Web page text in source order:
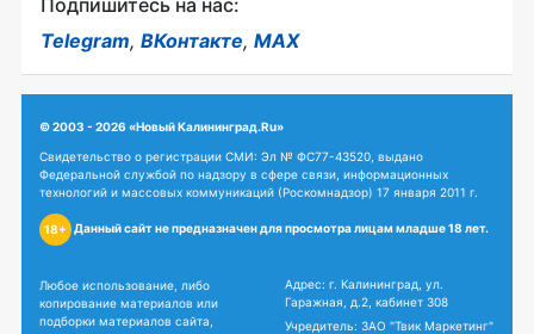
Telegram, ВКонтакте, MAX
© 2003 - 2026 «Новый Калининград.Ru»
Свидетельство о регистрации СМИ: Эл № ФС77-43520, выдано
Федеральной службой по надзору в сфере связи, информационных
технологий и массовых коммуникаций (Роскомнадзор) 17 января 2011 г.
18+ Данный сайт не предназначен для просмотра лицам младше 18 лет.
Любое использование, либо
копирование материалов или
подборки материалов сайта,
Адрес: г. Калининград, ул.
Гаражная, д.2, кабинет 308
Учредитель: ЗАО "Твик Маркетинг"